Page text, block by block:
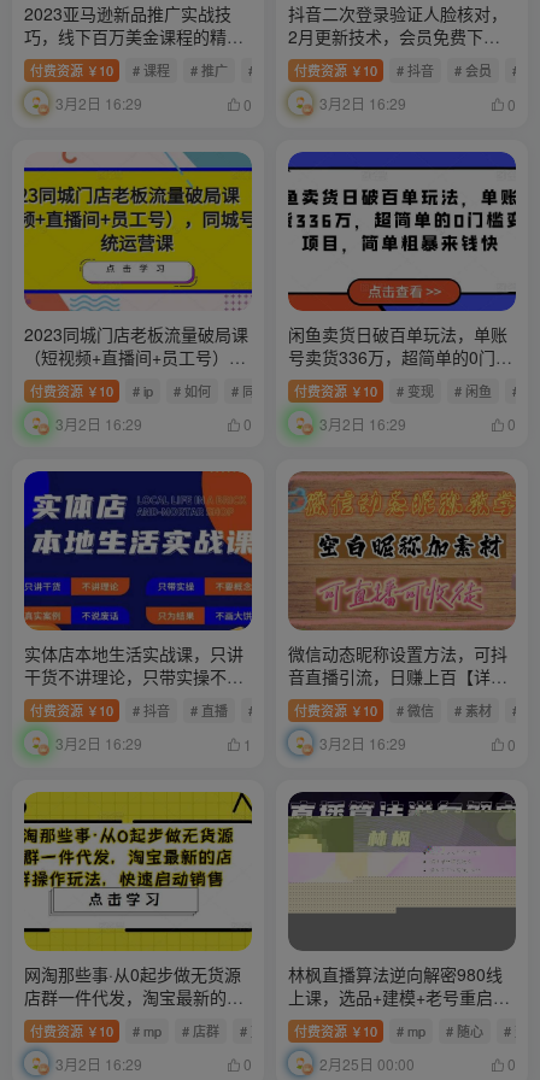
2023亚马逊新品推广实战技
巧，线下百万美金课程的精简
版，简单粗暴可复制，实操性
强的推广手段
付费资源 ￥ 10 # 课程 # 推广 # 广告
3月2日 16:29 0
抖音二次登录验证人脸核对，
2月更新技术，会员免费下
载！
付费资源 ￥ 10 # 抖音 # 会员 # 人
3月2日 16:29 0
2023同城门店老板流量破局课
（短视频+直播间+员工号），
同城号系统运营课
付费资源 ￥ 10 # ip # 如何 # 同城
3月2日 16:29 0
闲鱼卖货日破百单玩法，单账
号卖货336万，超简单的0门槛
变现项目，简单粗暴来钱快
付费资源 ￥ 10 # 变现 # 闲鱼 # 卖
3月2日 16:29 0
实体店本地生活实战课，只讲
干货不讲理论，只带实操不要
概念
付费资源 ￥ 10 # 抖音 # 直播 # 门店
3月2日 16:29 1
微信动态昵称设置方法，可抖
音直播引流，日赚上百【详细
视频教程+素材】
付费资源 ￥ 10 # 微信 # 素材 # 昵
3月2日 16:29 0
网淘那些事·从0起步做无货源
店群一件代发，淘宝最新的店
群操作玩法，快速启动销售
付费资源 ￥ 10 # mp # 店群 # 蓝海
3月2日 16:29 0
林枫直播算法逆向解密980线
上课，选品+建模+老号重启
+控流+罗盘分析+小店随心推
付费资源 ￥ 10 # mp # 随心 # 建模
2月25日 00:00 0